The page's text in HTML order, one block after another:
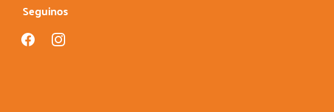
Seguinos
facebookinstagram